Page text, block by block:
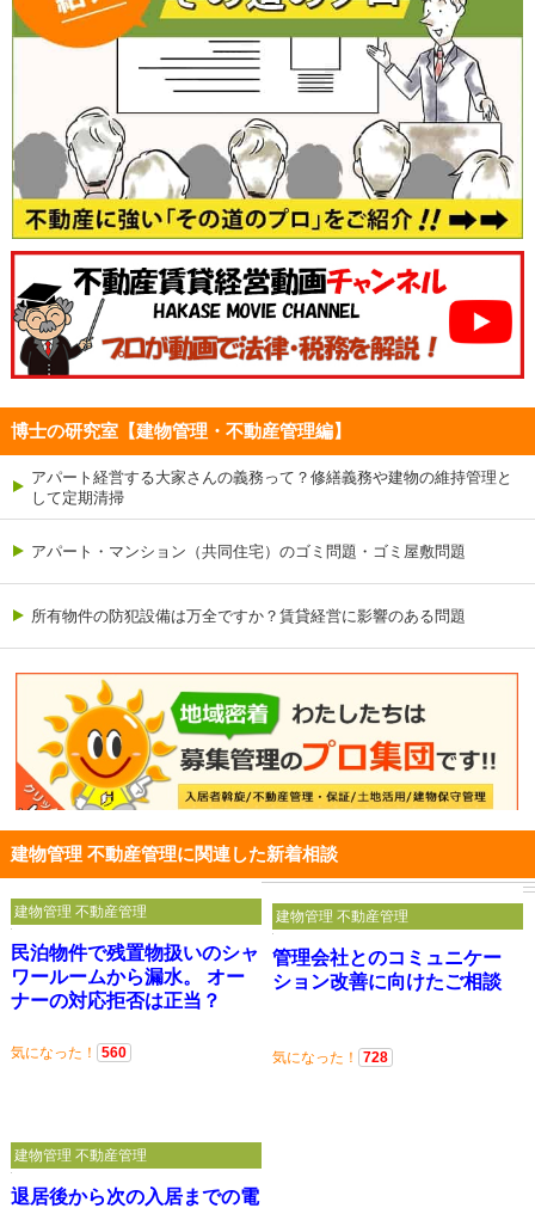
博士の研究室【建物管理・不動産管理編】
アパート経営する大家さんの義務って？修繕義務や建物の維持管理と
して定期清掃
アパート・マンション（共同住宅）のゴミ問題・ゴミ屋敷問題
所有物件の防犯設備は万全ですか？賃貸経営に影響のある問題
建物管理 不動産管理に関連した新着相談
民泊物件で残置物扱いのシャ
ワールームから漏水。 オー
ナーの対応拒否は正当？
気になった！ 560
建物管理 不動産管理
管理会社とのコミュニケー
ション改善に向けたご相談
気になった！ 728
建物管理 不動産管理
退居後から次の入居までの電
建物管理 不動産管理